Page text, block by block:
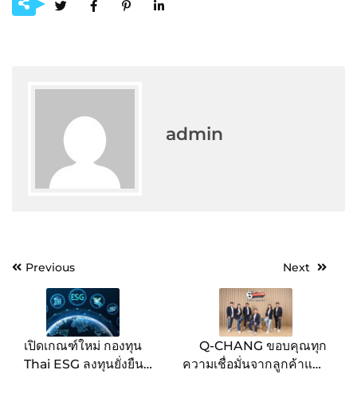
admin
PostPrevious
เปิดเกณฑ์ใหม่ กองทุน
Thai ESG ลงทุนยั่งยืน
Next
Q-CHANG ขอบคุณทุก
ความเชื่อมั่นจากลูกค้าและ